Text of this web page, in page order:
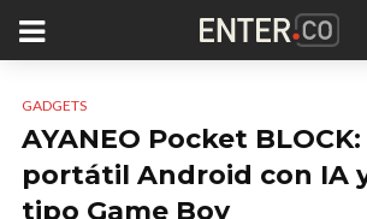
GADGETS
AYANEO Pocket
portátil Android con IA
tipo Game Boy